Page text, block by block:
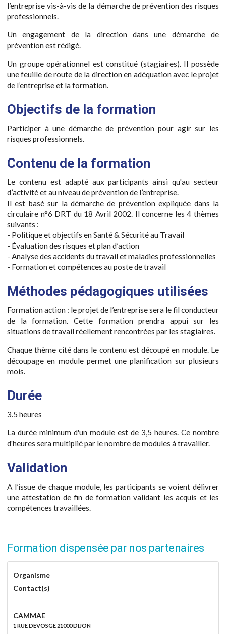
l’entreprise vis-à-vis de la démarche de prévention des risques
professionnels.
Un engagement de la direction dans une démarche de
prévention est rédigé.
Un groupe opérationnel est constitué (stagiaires). Il possède
une feuille de route de la direction en adéquation avec le projet
de l’entreprise et la formation.
Objectifs de la formation
Participer à une démarche de prévention pour agir sur les
risques professionnels.
Contenu de la formation
Le contenu est adapté aux participants ainsi qu'au secteur
d’activité et au niveau de prévention de l’entreprise.
Il est basé sur la démarche de prévention expliquée dans la
circulaire n°6 DRT du 18 Avril 2002. Il concerne les 4 thèmes
suivants :
- Politique et objectifs en Santé & Sécurité au Travail
- Évaluation des risques et plan d’action
- Analyse des accidents du travail et maladies professionnelles
- Formation et compétences au poste de travail
Méthodes pédagogiques utilisées
Formation action : le projet de l’entreprise sera le fil conducteur
de la formation. Cette formation prendra appui sur les
situations de travail réellement rencontrées par les stagiaires.
Chaque thème cité dans le contenu est découpé en module. Le
découpage en module permet une planification sur plusieurs
mois.
Durée
3.5 heures
La durée minimum d'un module est de 3,5 heures. Ce nombre
d'heures sera multiplié par le nombre de modules à travailler.
Validation
A l’issue de chaque module, les participants se voient délivrer
une attestation de fin de formation validant les acquis et les
compétences travaillées.
Formation dispensée par nos partenaires
Organisme
Contact(s)
CAMMAE
1 RUE DEVOSGE 21000 DIJON